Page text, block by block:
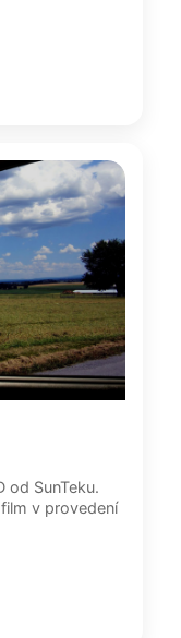
od SunTeku.
v provedení